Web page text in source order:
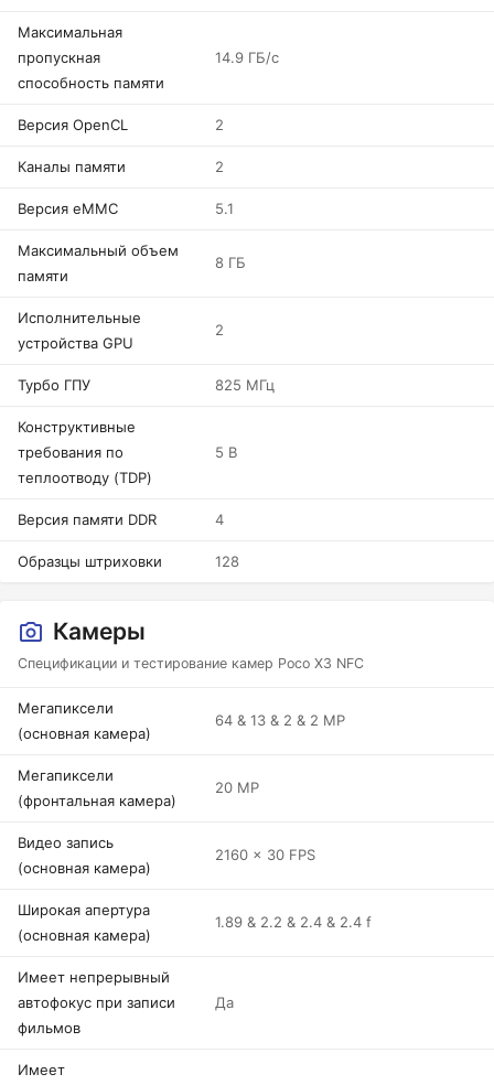
Максимальная
пропускная
способность памяти
14.9 ГБ/с
Версия OpenCL 2
Каналы памяти 2
Версия eMMC 5.1
Максимальный объем
памяти
8 ГБ
Исполнительные
устройства GPU
2
Турбо ГПУ 825 МГц
Конструктивные
требования по
теплоотводу (TDP)
5 В
Версия памяти DDR 4
Образцы штриховки 128
Камеры
Спецификации и тестирование камер Poco X3 NFC
Мегапиксели
(основная камера)
64 & 13 & 2 & 2 MP
Мегапиксели
(фронтальная камера)
20 MP
Видео запись
(основная камера)
2160 x 30 FPS
Широкая апертура
(основная камера)
1.89 & 2.2 & 2.4 & 2.4 f
Имеет непрерывный
автофокус при записи
фильмов
Да
Имеет